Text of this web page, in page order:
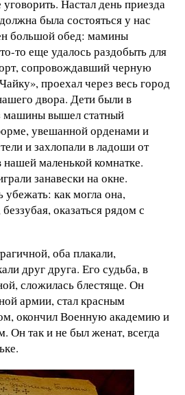
Настал день приезда
была состояться у нас
большой обед: мамины
то еще удалось раздобыть для
сопровождавший черную
проехал через весь город
двора. Дети были в
машины вышел статный
увешанной орденами и
и захлопали в ладоши от
маленькой комнатке.
занавески на окне.
как могла она,
оказаться рядом с
оба плакали,
друг друга. Его судьба, в
сложилась блестяще. Он
армии, стал красным
окончил Военную академию и
так и не был женат, всегда